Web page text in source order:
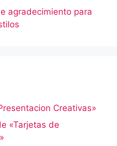
agradecimiento para
Creativas»
«Tarjetas de